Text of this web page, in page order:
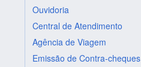
Ouvidoria
Central de Atendimento
Agência de Viagem
Emissão de Contra-cheques